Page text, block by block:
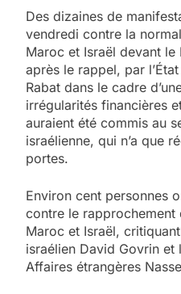
Des dizaines de
vendredi contre la
Maroc et Israël devant
après le rappel, par
Rabat dans le cadre
irrégularités financières
auraient été commis au
israélienne, qui n’a que
portes.
Environ cent personnes
contre le rapprochement
Maroc et Israël,
israélien David Govrin
Affaires étrangères